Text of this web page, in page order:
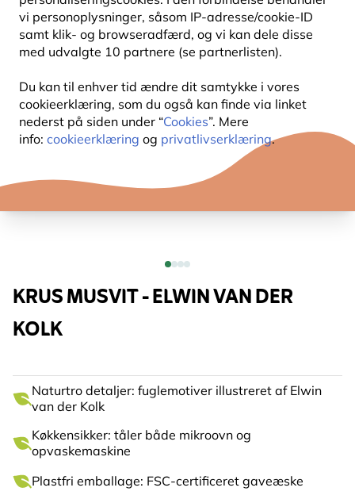
vi personoplysninger, såsom IP-adresse/cookie-ID
samt klik- og browseradfærd, og vi kan dele disse
med udvalgte 10 partnere (se partnerlisten).
Du kan til enhver tid ændre dit samtykke i vores
cookieerklæring, som du også kan finde via linket
nederst på siden under “Cookies”. Mere
info: cookieerklæring og privatlivserklæring.
KRUS MUSVIT - ELWIN VAN DER
KOLK
Naturtro detaljer: fuglemotiver illustreret af Elwin
van der Kolk
Køkkensikker: tåler både mikroovn og
opvaskemaskine
Plastfri emballage: FSC-certificeret gaveæske